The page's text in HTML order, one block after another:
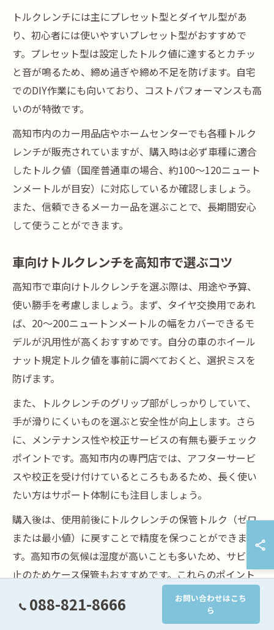
トルクレンチには主にプレセット型とダイヤル型があ
り、初心者には使いやすいプレセット型がおすすめで
す。プレセット型は設定したトルク値に達するとカチッ
と音が鳴るため、締め過ぎや締め不足を防げます。自宅
でのDIY作業にも向いており、コストパフォーマンスも高
いのが特徴です。
高知市内のカー用品店やホームセンターでも各種トルク
レンチが販売されていますが、購入時は必ず車種に適合
したトルク値（国産普通車の場合、約100～120ニュート
ンメートルが目安）に対応しているか確認しましょう。
また、信頼できるメーカー品を選ぶことで、長期間安心
して使うことができます。
車向けトルクレンチを高知市で選ぶコツ
高知市で車向けトルクレンチを選ぶ際は、用途や予算、
使い勝手を考慮しましょう。まず、タイヤ交換用であれ
ば、20～200ニュートンメートルの幅をカバーできるモ
デルが汎用性が高くおすすめです。自分の車のホイール
ナット規定トルク値を事前に調べておくと、選択ミスを
防げます。
また、トルクレンチのグリップ部がしっかりしていて、
手が滑りにくいものを選ぶと安全性が向上します。さら
に、メンテナンス性や校正サービスの有無も要チェック
ポイントです。高知市内の専門店では、アフターサービ
スや校正を受け付けているところもあるため、長く使い
たい方はサポート体制にも注目しましょう。
購入後は、使用前後にトルクレンチの保管トルク（ゼロ
または最小値）に戻すことで精度を保つことができま
す。高知市の気候は湿度が高いことも多いため、サビ防
止のためケース保管もおすすめです。これらのポイント
を押さえて選べば、安心してセルフメンテナンスが可能
になります。
088-821-8666
お問い合わせはこち
ら